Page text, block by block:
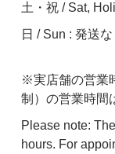
土・祝 / Sat,
日 / Sun : 発送な
※実店舗の営業
制）の営業時間
Please note:
hours. For